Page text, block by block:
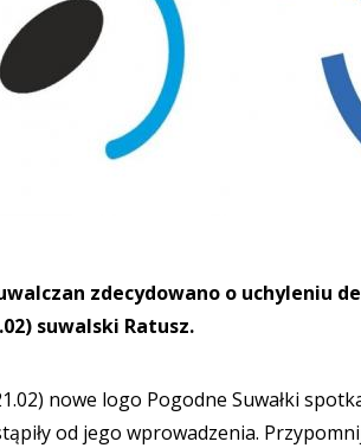
zdecydowano o uchyleniu
suwalski Ratusz.
nowe logo Pogodne Suwałki
od jego wprowadzenia.